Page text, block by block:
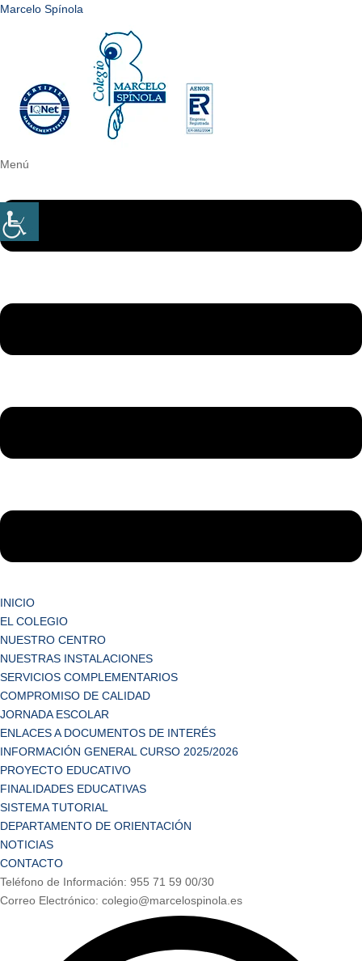
Marcelo Spínola
Menú
INICIO
EL COLEGIO
NUESTRO CENTRO
NUESTRAS INSTALACIONES
SERVICIOS COMPLEMENTARIOS
COMPROMISO DE CALIDAD
JORNADA ESCOLAR
ENLACES A DOCUMENTOS DE INTERÉS
INFORMACIÓN GENERAL CURSO 2025/2026
PROYECTO EDUCATIVO
FINALIDADES EDUCATIVAS
SISTEMA TUTORIAL
DEPARTAMENTO DE ORIENTACIÓN
NOTICIAS
CONTACTO
Teléfono de Información: 955 71 59 00/30
Correo Electrónico: colegio@marcelospinola.es